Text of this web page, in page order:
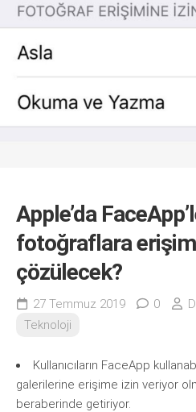
Apple’da
fotoğraflara
çözülecek?
27 Temmuz 2019 0
Teknoloji
Kullanıcıların FaceApp
galerilerine erişime izin veriyor
beraberinde getiriyor.